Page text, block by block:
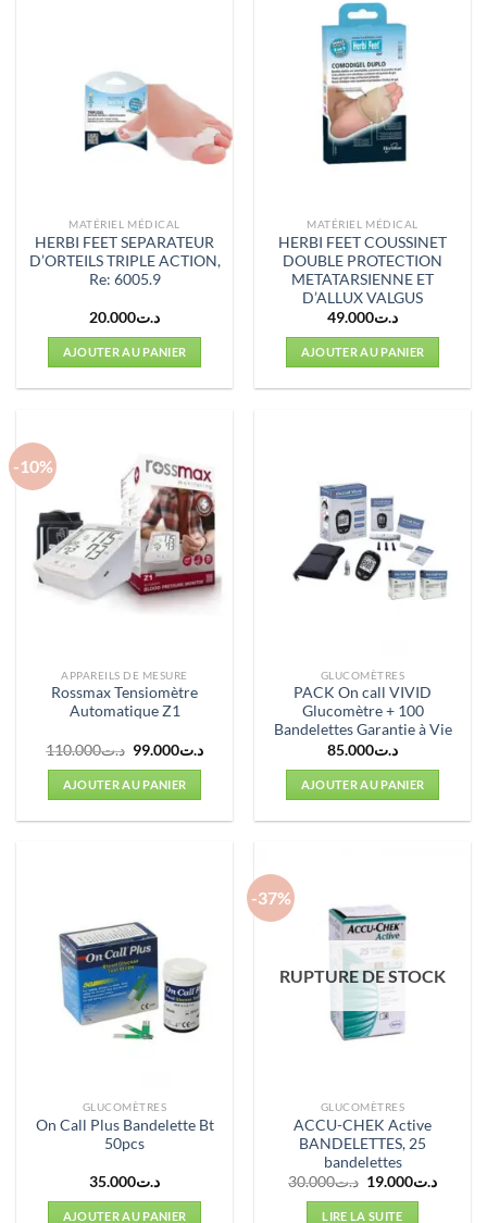
MATÉRIEL MÉDICAL
HERBI FEET SEPARATEUR
D’ORTEILS TRIPLE ACTION,
Re: 6005.9
د.ت20.000
AJOUTER AU PANIER
MATÉRIEL MÉDICAL
HERBI FEET COUSSINET
DOUBLE PROTECTION
METATARSIENNE ET
D’ALLUX VALGUS
د.ت49.000
AJOUTER AU PANIER
-10%
APPAREILS DE MESURE
Rossmax Tensiomètre
Automatique Z1
د.ت110.000
Le
initial
était :
د.ت99.000
Le
AJOUTER AU PANIER
GLUCOMÈTRES
PACK On call VIVID
Glucomètre + 100
Bandelettes Garantie à Vie
د.ت85.000
AJOUTER AU PANIER
GLUCOMÈTRES
On Call Plus Bandelette Bt
50pcs
د.ت35.000
AJOUTER AU PANIER
-37%
RUPTURE DE STOCK
GLUCOMÈTRES
ACCU-CHEK Active
BANDELETTES, 25
bandelettes
د.ت30.000
Le
initial
د.ت19.000
Le
LIRE LA SUITE